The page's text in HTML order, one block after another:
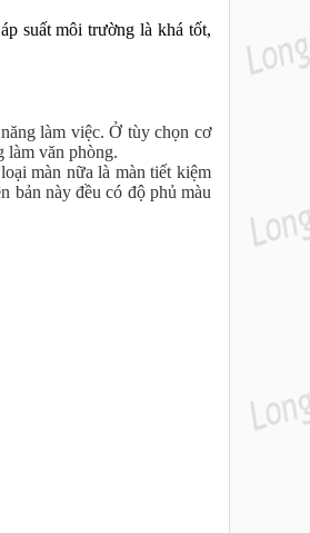
suất môi trường là khá tốt,
làm việc. Ở tùy chọn cơ
làm văn phòng.
màn nữa là màn tiết kiệm
bản này đều có độ phủ màu